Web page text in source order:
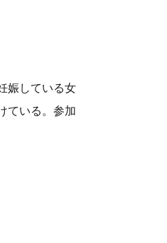
娠している女
ている。参加